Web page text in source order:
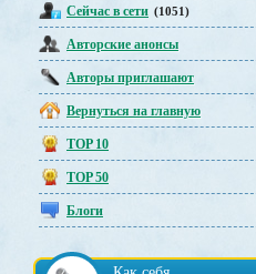
Сейчас в сети (1051)
Авторские анонсы
Авторы приглашают
Вернуться на главную
TOP 10
TOP 50
Блоги